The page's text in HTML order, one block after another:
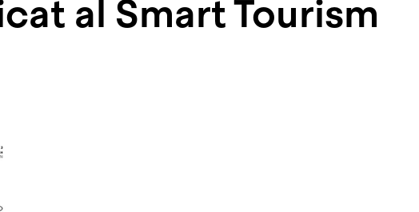
al Smart Tourism